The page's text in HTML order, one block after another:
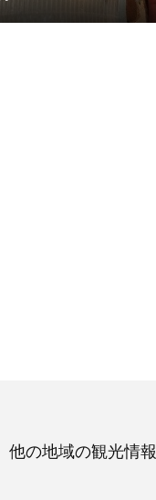
他の地域の観光情報